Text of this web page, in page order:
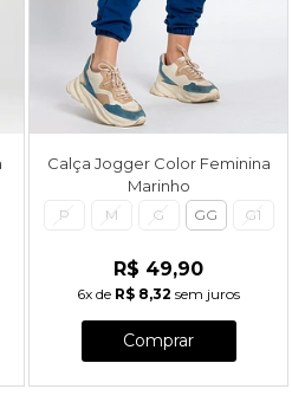
Calça Jogger Color Feminina
Marinho
P M G GG G1
R$ 49,90
6x de R$ 8,32 sem juros
Comprar